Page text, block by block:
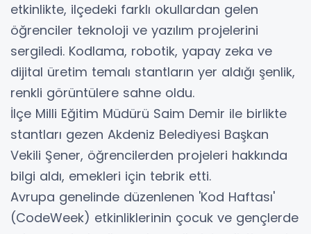
etkinlikte, ilçedeki farklı okullardan gelen
öğrenciler teknoloji ve yazılım projelerini
sergiledi. Kodlama, robotik, yapay zeka ve
dijital üretim temalı stantların yer aldığı şenlik,
renkli görüntülere sahne oldu.
İlçe Milli Eğitim Müdürü Saim Demir ile birlikte
stantları gezen Akdeniz Belediyesi Başkan
Vekili Şener, öğrencilerden projeleri hakkında
bilgi aldı, emekleri için tebrik etti.
Avrupa genelinde düzenlenen 'Kod Haftası'
(CodeWeek) etkinliklerinin çocuk ve gençlerde